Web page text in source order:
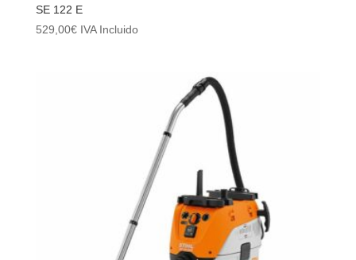
SE 122 E
529,00€ IVA Incluido